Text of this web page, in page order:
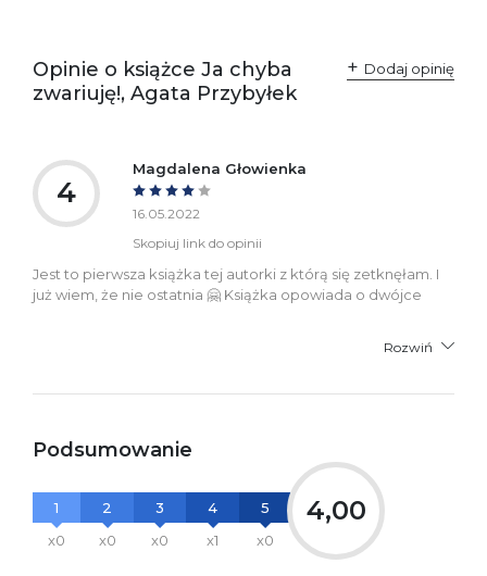
odpowiedzialne za
zgodność produktu z
przepisami:
Sp. z o.o.
ul. Fredry 8
61-701 Poznań
Polska
Ostrzeżenia oraz
informacje dotyczące
bezpieczeństwa:
Opinie o książce Ja chyba
zwariuję!, Agata Przybyłek
Dodaj opinię
4
Magdalena Głowienka
16.05.2022
Skopiuj link do opinii
Jest to pierwsza książka tej autorki z którą się zetknęłam. I
już wiem, że nie ostatnia 🤗 Książka opowiada o dwójce
Rozwiń
Podsumowanie
1
x0
2
x0
3
x0
4
x1
5
x0
4,00